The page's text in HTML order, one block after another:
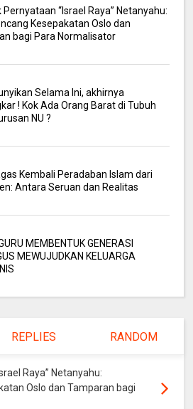
Pernyataan “Israel Raya” Netanyahu:
Kesepakatan Oslo dan
bagi Para Normalisator
Selama Ini, akhirnya
! Kok Ada Orang Barat di Tubuh
NU ?
Kembali Peradaban Islam dari
Antara Seruan dan Realitas
MEMBENTUK GENERASI
MEWUJUDKAN KELUARGA
REPLIES RANDOM
Raya” Netanyahu:
Oslo dan Tamparan bagi